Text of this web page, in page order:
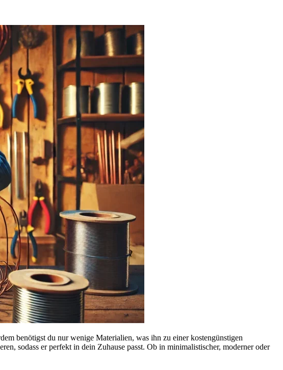
benötigst du nur wenige Materialien, was ihn zu einer kostengünstigen
sodass er perfekt in dein Zuhause passt. Ob in minimalistischer, moderner oder